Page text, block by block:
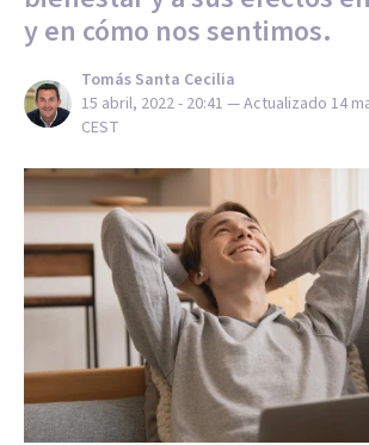
y en cómo nos sentimos.
Tomás Santa Cecilia
15 abril, 2022 - 20:41 — Actualizado 14
CEST